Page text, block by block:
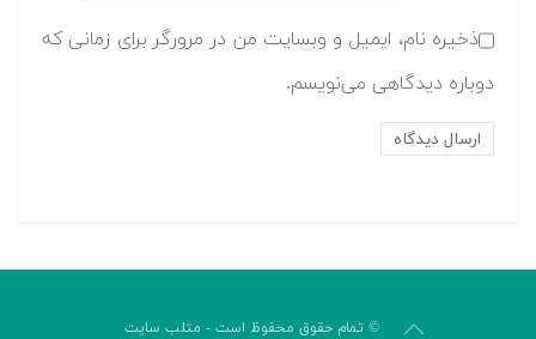
ذخیره نام، ایمیل و وبسایت من در مرورگر برای زمانی که
دوباره دیدگاهی می‌نویسم.
© تمام حقوق محفوظ است - متلب سایت